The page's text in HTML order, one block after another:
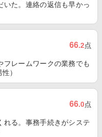
た。連絡の返信も早かっ
66.2点
フレームワークの業務でも
）
66.0点
れる。事務手続きがシステ